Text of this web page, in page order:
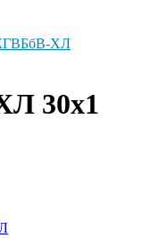
ХЛ
30х1